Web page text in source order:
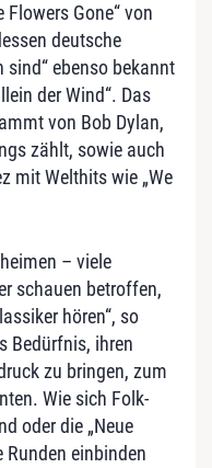
Flowers Gone“ von
deutsche
sind“ ebenso bekannt
der Wind“. Das
von Bob Dylan,
zählt, sowie auch
mit Welthits wie „We
– viele
schauen betroffen,
hören“, so
Bedürfnis, ihren
zu bringen, zum
Wie sich Folk-
oder die „Neue
Runden einbinden